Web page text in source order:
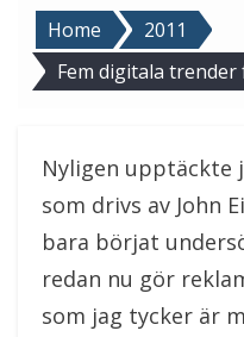
Home
2011
Fem digitala trender
Nyligen upptäckte
som drivs av John
bara börjat
redan nu gör
som jag tycker är